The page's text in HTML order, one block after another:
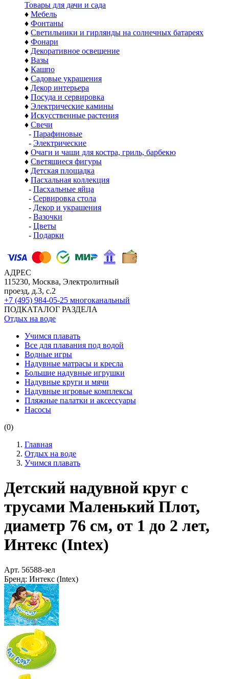
Товары для дачи и сада
♦ Мебель
♦ Фонтаны
♦ Светильники и гирлянды на солнечных батареях
♦ Фонари
♦ Декоративное освещение
♦ Вазы
♦ Кашпо
♦ Садовые украшения
♦ Декор интерьера
♦ Посуда и сервировка
♦ Электрические камины
♦ Искусственные растения
♦ Свечи
- Парафиновые
- Электрические
♦ Очаги и чаши для костра, гриль, барбекю
♦ Светящиеся фигуры
♦ Детская площадка
♦ Пасхальная коллекция
- Пасхальные яйца
- Сервировка стола
- Декор и украшения
- Вазочки
- Цветы
- Подарки
АДРЕС
115230, Москва, Электролитный
проезд, д.3, с.2
+7 (495) 984-05-25 многоканальный
ПОДКАТАЛОГ РАЗДЕЛА
Отдых на воде
Учимся плавать
Все для плавания под водой
Водные игры
Надувные матрасы и кресла
Большие надувные игрушки
Надувные круги и мячи
Надувные игровые комплексы
Пляжные палатки и аксессуары
Насосы
(0)
Главная
Отдых на воде
Учимся плавать
Детский надувной круг с
трусами Маленький Плот,
диаметр 76 см, от 1 до 2 лет,
Интекс (Intex)
Арт. 56588-зел
Бренд: Интекс (Intex)